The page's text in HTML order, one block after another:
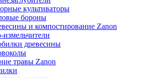
культиваторы
бороны
и компостирование Zanon
измельчители
древесины
травы Zanon